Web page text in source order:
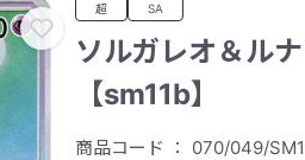
超 SA
ソルガレオ＆ル
【sm11b】
商品コード ： 070/049/